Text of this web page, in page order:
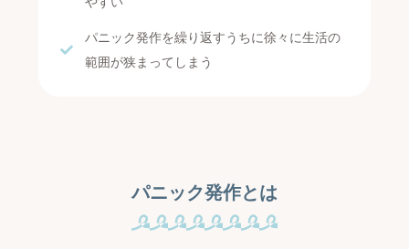
パニック発作を繰り返すうちに徐々に生活の
範囲が狭まってしまう
パニック発作とは